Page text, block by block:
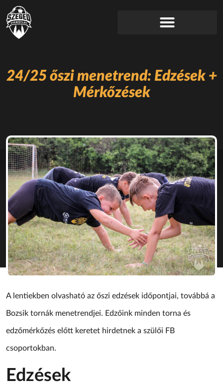
24/25 őszi menetrend: Edzések +
Mérkőzések
A lentiekben olvasható az őszi edzések időpontjai, továbbá a
Bozsik tornák menetrendjei. Edzőink minden torna és
edzőmérkőzés előtt keretet hirdetnek a szülői FB
csoportokban.
Edzések